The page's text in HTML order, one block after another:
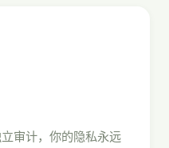
审计，你的隐私永远